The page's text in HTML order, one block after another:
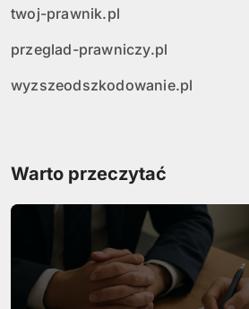
twoj-prawnik.pl
przeglad-prawniczy.pl
wyzszeodszkodowanie.pl
Warto przeczytać